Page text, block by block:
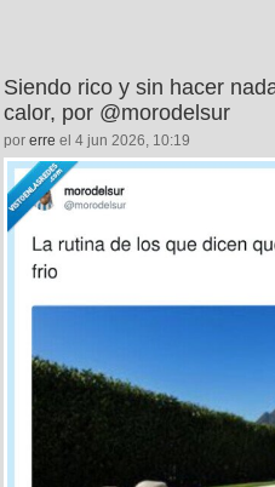
Siendo rico y sin hacer
calor, por @morodelsur
por erre el 4 jun 2026, 10:19